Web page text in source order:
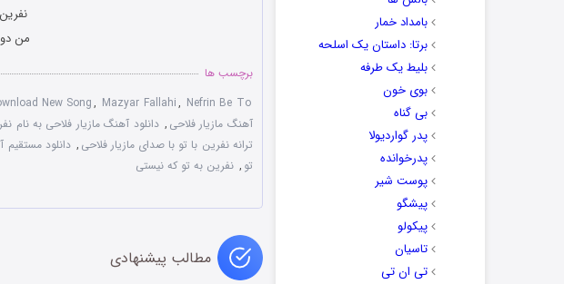
بامداد خمار
برتا: داستان یک اسلحه
بلیط یک‌‌ طرفه
بوی خون
بی گناه
پدر گواردیولا
پدرخوانده
پوست شیر
پیشگو
پیکولو
تاسیان
تی ان تی
من
برچسب ها
New Song, Mazyar Fallahi, Nefrin Be To
آهنگ مازیار فلاحی , دانلود آهنگ مازیار فلاحی به نام
ترانه نفرین با تو با صدای مازیار فلاحی , دانلود
تو , نفرین به تو که نیستی
مطالب پیشنهادی